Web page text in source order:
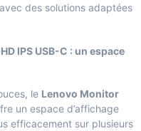
des solutions adaptées
IPS USB-C : un espace
le Lenovo Monitor
un espace d’affichage
efficacement sur plusieurs